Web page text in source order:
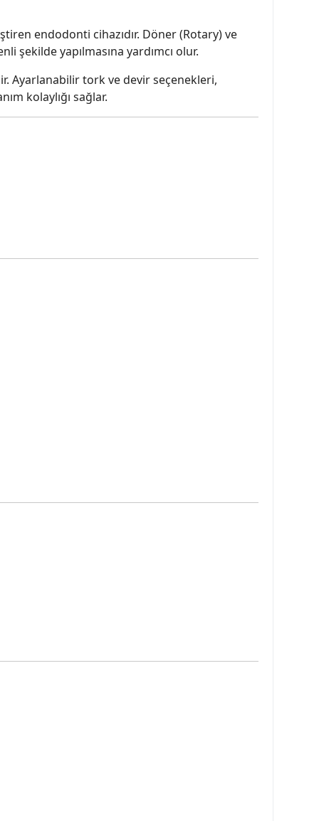
endodonti cihazıdır. Döner (Rotary) ve
yapılmasına yardımcı olur.
Ayarlanabilir tork ve devir seçenekleri,
kolaylığı sağlar.